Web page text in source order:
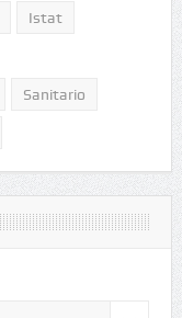
Istat
Sanitario